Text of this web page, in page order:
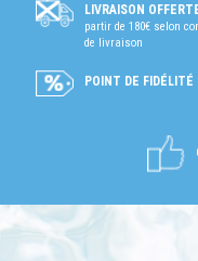
LIVRAISON
partir de 180€ selon
de livraison
POINT DE FIDÉLITÉ